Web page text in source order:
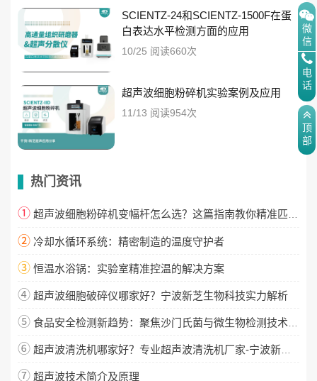
SCIENTZ-24和SCIENTZ-1500F在蛋
白表达水平检测方面的应用
10/25 阅读660次
超声波细胞粉碎机实验案例及应用
11/13 阅读954次
热门资讯
① 超声波细胞粉碎机变幅杆怎么选？这篇指南教你精准匹配！
② 冷却水循环系统：精密制造的温度守护者
③ 恒温水浴锅：实验室精准控温的解决方案
④ 超声波细胞破碎仪哪家好？宁波新芝生物科技实力解析
⑤ 食品安全检测新趋势：聚焦沙门氏菌与微生物检测技术升级
⑥ 超声波清洗机哪家好？专业超声波清洗机厂家-宁波新芝生物
⑦ 超声波技术简介及原理
微
信
电
话
顶
部